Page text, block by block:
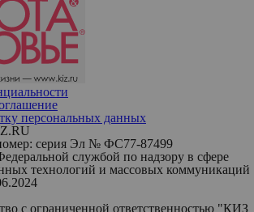
персональных данных
серия Эл № ФС77-87499
службой по надзору в сфере
технологий и массовых коммуникаций
с ограниченной ответственностью "КИЗ